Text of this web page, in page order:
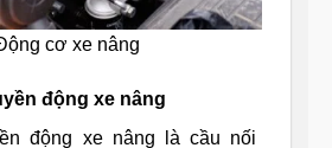
cơ xe nâng
động xe nâng
động xe nâng là cầu nối